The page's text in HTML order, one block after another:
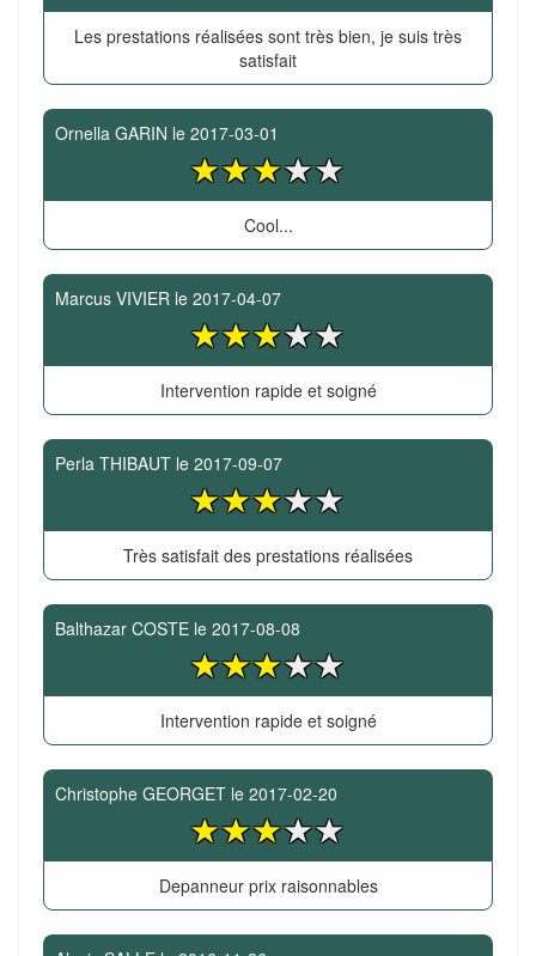
Les prestations réalisées sont très bien, je suis très
satisfait
Ornella GARIN le 2017-03-01
Cool...
Marcus VIVIER le 2017-04-07
Intervention rapide et soigné
Perla THIBAUT le 2017-09-07
Très satisfait des prestations réalisées
Balthazar COSTE le 2017-08-08
Intervention rapide et soigné
Christophe GEORGET le 2017-02-20
Depanneur prix raisonnables